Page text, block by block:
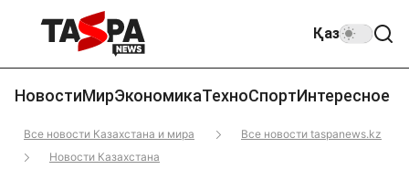
Қаз
НовостиМирЭкономикаТехноСпортИнтересное
Все новости Казахстана и мира
Все новости taspanews.kz
Новости Казахстана